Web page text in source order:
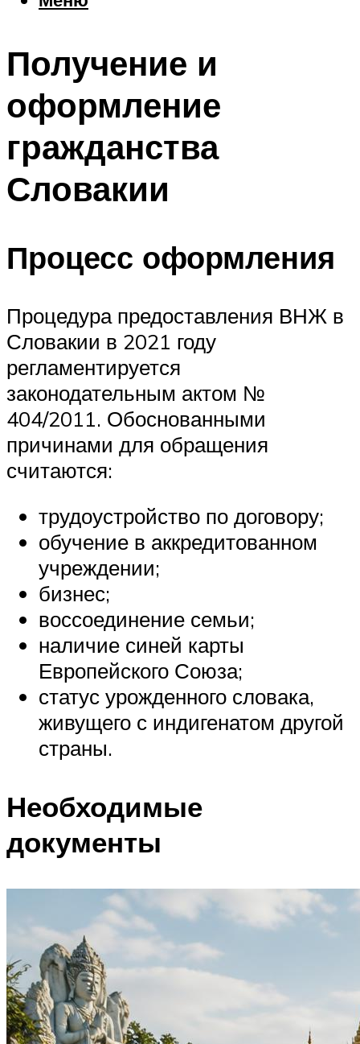
Шоппинг
Что посетить
Меню
Получение и
оформление
гражданства
Словакии
Процесс оформления
Процедура предоставления ВНЖ в
Словакии в 2021 году
регламентируется
законодательным актом №
404/2011. Обоснованными
причинами для обращения
считаются:
трудоустройство по договору;
обучение в аккредитованном
учреждении;
бизнес;
воссоединение семьи;
наличие синей карты
Европейского Союза;
статус урожденного словака,
живущего с индигенатом другой
страны.
Необходимые
документы